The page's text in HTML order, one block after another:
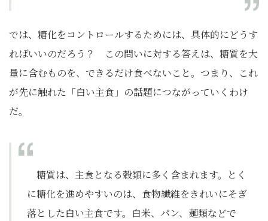
では、糖化をコントロールするためには、具体的にどうす
ればいいのだろう？ この問いに対する答えは、糖質を大
量に含むものを、できるだけ食べないこと。つまり、これ
が先に触れた「白い主食」の話題につながっていくわけ
だ。
糖質は、主食となる穀類に多く含まれます。とく
に糖化を進めやすいのは、食物繊維をきれいにそぎ
落とした白い主食です。白米、パン、麺類などで